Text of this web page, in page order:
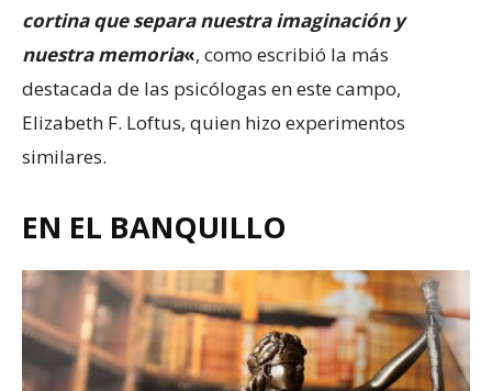
cortina que separa nuestra imaginación y
nuestra memoria«, como escribió la más
destacada de las psicólogas en este campo,
Elizabeth F. Loftus, quien hizo experimentos
similares.
EN EL BANQUILLO